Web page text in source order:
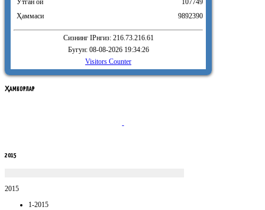
Ҳаммаси
9892390
Сизнинг IPнгиз: 216.73.216.61
Бугун: 08-08-2026 19:34:26
Visitors Counter
ҲАМКОРЛАР
2015
2015
1-2015